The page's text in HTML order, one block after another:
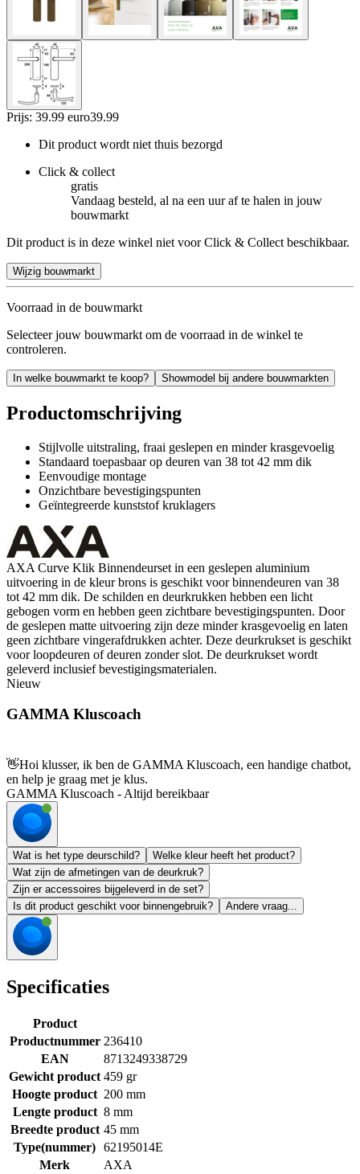
Prijs: 39.99 euro39.99
Dit product wordt niet thuis bezorgd
Click & collect
gratis
Vandaag besteld, al na een uur af te halen in jouw
bouwmarkt
Dit product is in deze winkel niet voor Click & Collect beschikbaar.
Wijzig bouwmarkt
Voorraad in de bouwmarkt
Selecteer jouw bouwmarkt om de voorraad in de winkel te
controleren.
In welke bouwmarkt te koop? Showmodel bij andere bouwmarkten
Productomschrijving
Stijlvolle uitstraling, fraai geslepen en minder krasgevoelig
Standaard toepasbaar op deuren van 38 tot 42 mm dik
Eenvoudige montage
Onzichtbare bevestigingspunten
Geïntegreerde kunststof kruklagers
AXA Curve Klik Binnendeurset in een geslepen aluminium
uitvoering in de kleur brons is geschikt voor binnendeuren van 38
tot 42 mm dik. De schilden en deurkrukken hebben een licht
gebogen vorm en hebben geen zichtbare bevestigingspunten. Door
de geslepen matte uitvoering zijn deze minder krasgevoelig en laten
geen zichtbare vingerafdrukken achter. Deze deurkrukset is geschikt
voor loopdeuren of deuren zonder slot. De deurkrukset wordt
geleverd inclusief bevestigingsmaterialen.
Nieuw
GAMMA Kluscoach
👋Hoi klusser, ik ben de GAMMA Kluscoach, een handige chatbot,
en help je graag met je klus.
GAMMA Kluscoach - Altijd bereikbaar
Wat is het type deurschild?
Welke kleur heeft het product?
Wat zijn de afmetingen van de deurkruk?
Zijn er accessoires bijgeleverd in de set?
Is dit product geschikt voor binnengebruik?
Andere vraag...
Specificaties
Product
Productnummer 236410
EAN
8713249338729
Gewicht product 459 gr
Hoogte product 200 mm
Lengte product 8 mm
Breedte product 45 mm
Type(nummer) 62195014E
Merk
AXA